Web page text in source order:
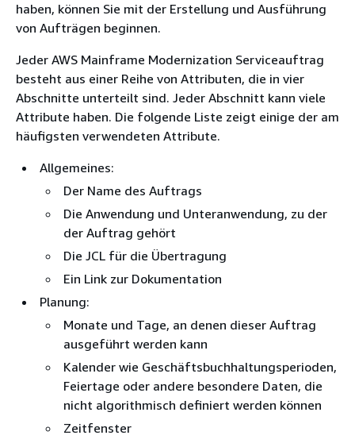
haben, können Sie mit der Erstellung und Ausführung
von Aufträgen beginnen.
Jeder AWS Mainframe Modernization Serviceauftrag
besteht aus einer Reihe von Attributen, die in vier
Abschnitte unterteilt sind. Jeder Abschnitt kann viele
Attribute haben. Die folgende Liste zeigt einige der am
häufigsten verwendeten Attribute.
Allgemeines:
Der Name des Auftrags
Die Anwendung und Unteranwendung, zu der
der Auftrag gehört
Die JCL für die Übertragung
Ein Link zur Dokumentation
Planung:
Monate und Tage, an denen dieser Auftrag
ausgeführt werden kann
Kalender wie Geschäftsbuchhaltungsperioden,
Feiertage oder andere besondere Daten, die
nicht algorithmisch definiert werden können
Zeitfenster